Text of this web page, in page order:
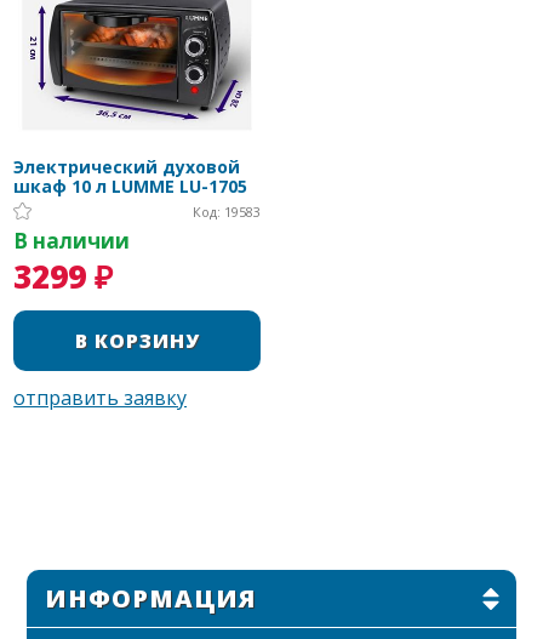
Электрический духовой
шкаф 10 л LUMME LU-1705
Код: 19583
В наличии
3299 ₽
ИНФОРМАЦИЯ